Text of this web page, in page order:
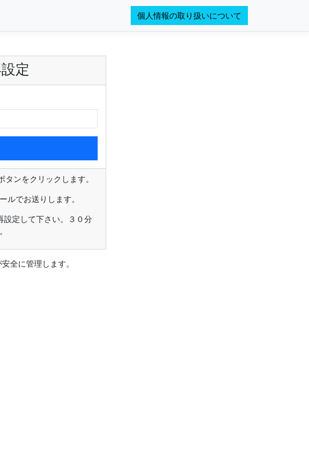
個人情報の取り扱いについて
定
ンをクリックします。
ルでお送りします。
定して下さい。３０分
全に管理します。